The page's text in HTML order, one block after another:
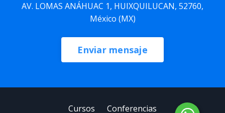
AV. LOMAS ANÁHUAC 1, HUIXQUILUCAN, 52760,
México (MX)
Enviar mensaje
Cursos Conferencias